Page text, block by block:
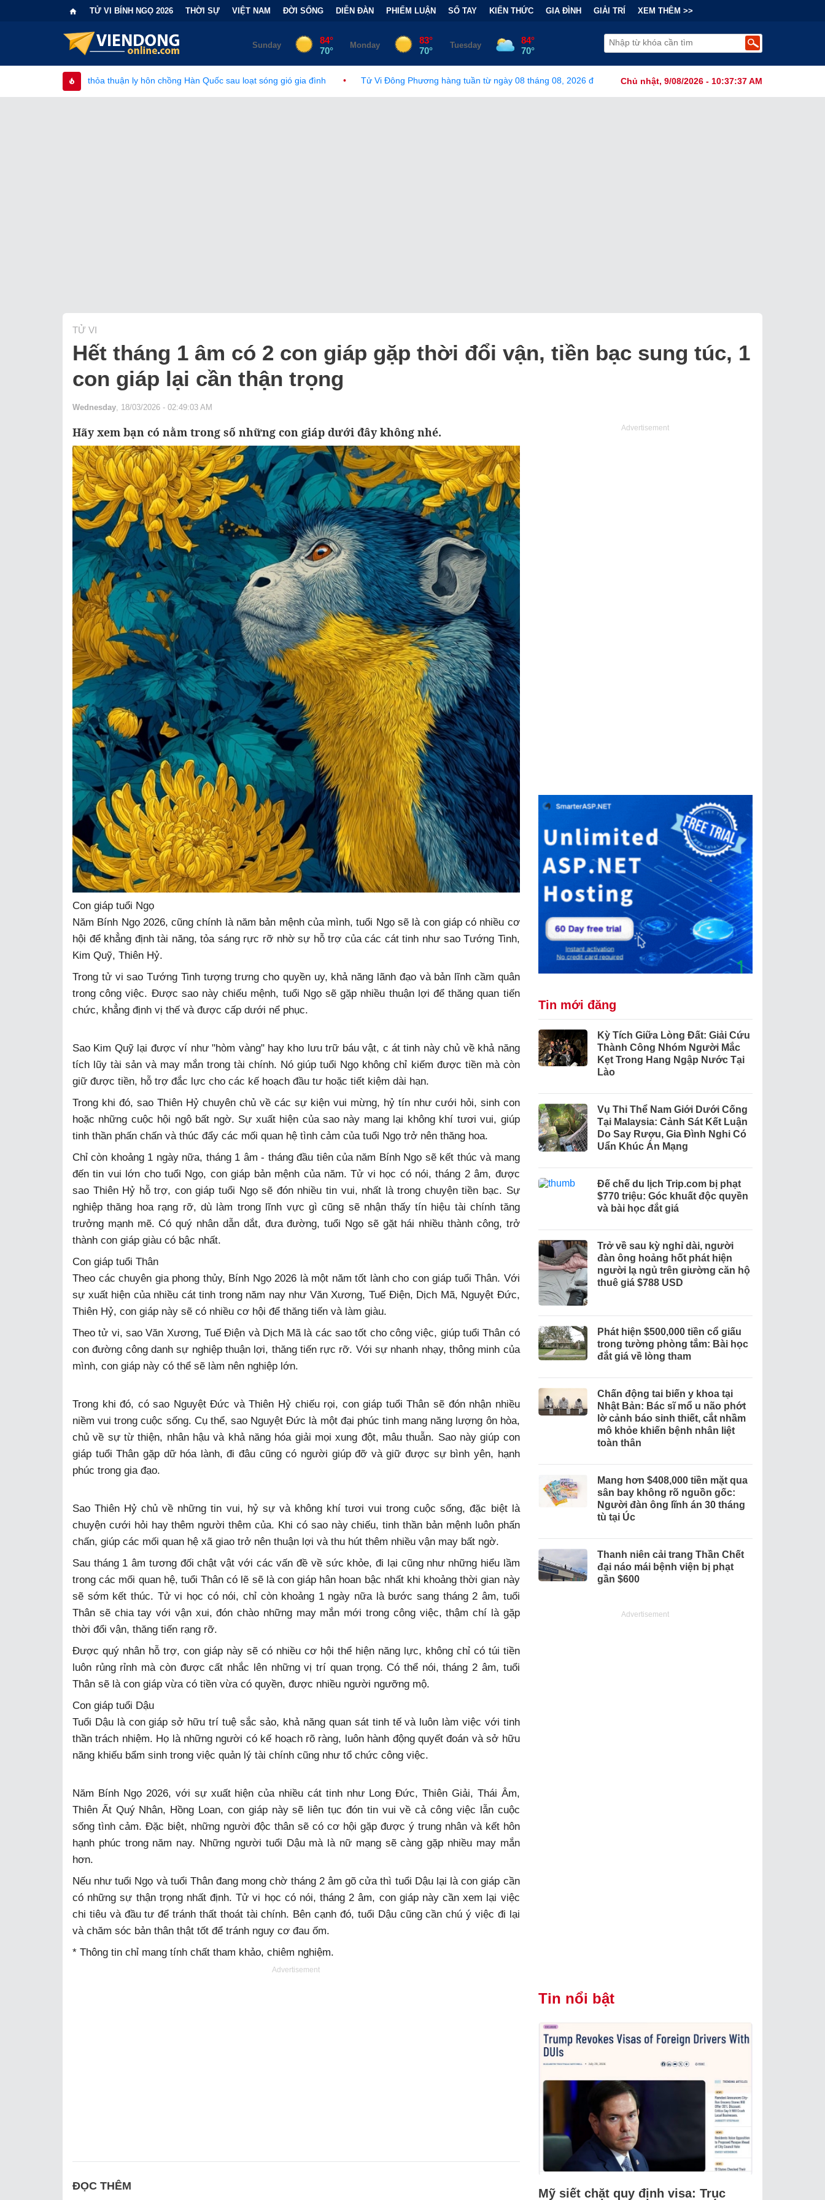
TỬ VI BÍNH NGỌ 2026 THỜI SỰ VIỆT NAM ĐỜI SỐNG DIỄN ĐÀN PHIẾM LUẬN SỔ TAY KIẾN THỨC GIA ĐÌNH GIẢI TRÍ XEM THÊM >>
Chủ nhật, 9/08/2026 - 10:37:38 AM
thuận ly hôn chồng Hàn Quốc sau loạt sóng gió gia đình • Tử Vi Đông Phương hàng tuần từ ngày 08 tháng 08, 2026 đến 14 tháng 08, 2026 Bi kịch "6 lần chọn sai nhánh công nghệ" của Nhật
TỬ VI
Hết tháng 1 âm có 2 con giáp gặp thời đổi vận, tiền bạc sung túc, 1
con giáp lại cần thận trọng
Wednesday , 18/03/2026 - 02:49:03 AM
Hãy xem bạn có nằm trong số những con giáp dưới đây không nhé.
Con giáp tuổi Ngọ
Năm Bính Ngọ 2026, cũng chính là năm bản mệnh của mình, tuổi Ngọ sẽ là con giáp có nhiều cơ
hội để khẳng định tài năng, tỏa sáng rực rỡ nhờ sự hỗ trợ của các cát tinh như sao Tướng Tinh,
Kim Quỹ, Thiên Hỷ.
Trong tử vi sao Tướng Tinh tượng trưng cho quyền uy, khả năng lãnh đạo và bản lĩnh cầm quân
trong công việc. Được sao này chiếu mệnh, tuổi Ngọ sẽ gặp nhiều thuận lợi để thăng quan tiến
chức, khẳng định vị thế và được cấp dưới nể phục.
Sao Kim Quỹ lại được ví như "hòm vàng" hay kho lưu trữ báu vật, c át tinh này chủ về khả năng
tích lũy tài sản và may mắn trong tài chính. Nó giúp tuổi Ngọ không chỉ kiếm được tiền mà còn
giữ được tiền, hỗ trợ đắc lực cho các kế hoạch đầu tư hoặc tiết kiệm dài hạn.
Trong khi đó, sao Thiên Hỷ chuyên chủ về các sự kiện vui mừng, hỷ tín như cưới hỏi, sinh con
hoặc những cuộc hội ngộ bất ngờ. Sự xuất hiện của sao này mang lại không khí tươi vui, giúp
tinh thần phấn chấn và thúc đẩy các mối quan hệ tình cảm của tuổi Ngọ trở nên thăng hoa.
Chỉ còn khoảng 1 ngày nữa, tháng 1 âm - tháng đầu tiên của năm Bính Ngọ sẽ kết thúc và mang
đến tin vui lớn cho tuổi Ngọ, con giáp bản mệnh của năm. Tử vi học có nói, tháng 2 âm, được
sao Thiên Hỷ hỗ trợ, con giáp tuổi Ngọ sẽ đón nhiều tin vui, nhất là trong chuyện tiền bạc. Sự
nghiệp thăng hoa rạng rỡ, dù làm trong lĩnh vực gì cũng sẽ nhận thấy tín hiệu tài chính tăng
trưởng mạnh mẽ. Có quý nhân dẫn dắt, đưa đường, tuổi Ngọ sẽ gặt hái nhiều thành công, trở
thành con giáp giàu có bậc nhất.
Con giáp tuổi Thân
Theo các chuyên gia phong thủy, Bính Ngọ 2026 là một năm tốt lành cho con giáp tuổi Thân. Với
sự xuất hiện của nhiều cát tinh trong năm nay như Văn Xương, Tuế Điện, Dịch Mã, Nguyệt Đức,
Thiên Hỷ, con giáp này sẽ có nhiều cơ hội để thăng tiến và làm giàu.
Theo tử vi, sao Văn Xương, Tuế Điện và Dịch Mã là các sao tốt cho công việc, giúp tuổi Thân có
con đường công danh sự nghiệp thuận lợi, thăng tiến rực rỡ. Với sự nhanh nhạy, thông minh của
mình, con giáp này có thể sẽ làm nên nghiệp lớn.
Trong khi đó, có sao Nguyệt Đức và Thiên Hỷ chiếu rọi, con giáp tuổi Thân sẽ đón nhận nhiều
niềm vui trong cuộc sống. Cụ thể, sao Nguyệt Đức là một đại phúc tinh mang năng lượng ôn hòa,
chủ về sự từ thiện, nhân hậu và khả năng hóa giải mọi xung đột, mâu thuẫn. Sao này giúp con
giáp tuổi Thân gặp dữ hóa lành, đi đâu cũng có người giúp đỡ và giữ được sự bình yên, hạnh
phúc trong gia đạo.
Sao Thiên Hỷ chủ về những tin vui, hỷ sự và không khí tươi vui trong cuộc sống, đặc biệt là
chuyện cưới hỏi hay thêm người thêm của. Khi có sao này chiếu, tinh thần bản mệnh luôn phấn
chấn, giúp các mối quan hệ xã giao trở nên thuận lợi và thu hút thêm nhiều vận may bất ngờ.
Sau tháng 1 âm tương đối chật vật với các vấn đề về sức khỏe, đi lại cũng như những hiểu lầm
trong các mối quan hệ, tuổi Thân có lẽ sẽ là con giáp hân hoan bậc nhất khi khoảng thời gian này
sẽ sớm kết thúc. Tử vi học có nói, chỉ còn khoảng 1 ngày nữa là bước sang tháng 2 âm, tuổi
Thân sẽ chia tay với vận xui, đón chào những may mắn mới trong công việc, thậm chí là gặp
thời đổi vận, thăng tiến rạng rỡ.
Được quý nhân hỗ trợ, con giáp này sẽ có nhiều cơ hội thể hiện năng lực, không chỉ có túi tiền
luôn rủng rỉnh mà còn được cất nhắc lên những vị trí quan trọng. Có thể nói, tháng 2 âm, tuổi
Thân sẽ là con giáp vừa có tiền vừa có quyền, được nhiều người ngưỡng mộ.
Con giáp tuổi Dậu
Tuổi Dậu là con giáp sở hữu trí tuệ sắc sảo, khả năng quan sát tinh tế và luôn làm việc với tinh
thần trách nhiệm. Họ là những người có kế hoạch rõ ràng, luôn hành động quyết đoán và sở hữu
năng khiếu bẩm sinh trong việc quản lý tài chính cũng như tổ chức công việc.
Năm Bính Ngọ 2026, với sự xuất hiện của nhiều cát tinh như Long Đức, Thiên Giải, Thái Âm,
Thiên Ất Quý Nhân, Hồng Loan, con giáp này sẽ liên tục đón tin vui về cả công việc lẫn cuộc
sống tình cảm. Đặc biệt, những người độc thân sẽ có cơ hội gặp được ý trung nhân và kết hôn
hạnh phúc trong năm nay. Những người tuổi Dậu mà là nữ mạng sẽ càng gặp nhiều may mắn
hơn.
Nếu như tuổi Ngọ và tuổi Thân đang mong chờ tháng 2 âm gõ cửa thì tuổi Dậu lại là con giáp cần
có những sự thận trọng nhất định. Tử vi học có nói, tháng 2 âm, con giáp này cần xem lại việc
chi tiêu và đầu tư để tránh thất thoát tài chính. Bên cạnh đó, tuổi Dậu cũng cần chú ý việc đi lại
và chăm sóc bản thân thật tốt để tránh nguy cơ đau ốm.
* Thông tin chỉ mang tính chất tham khảo, chiêm nghiệm.
Advertisement
ĐỌC THÊM
Advertisement
Tin mới đăng
Kỳ Tích Giữa Lòng Đất: Giải Cứu
Thành Công Nhóm Người Mắc
Kẹt Trong Hang Ngập Nước Tại
Lào
Vụ Thi Thể Nam Giới Dưới Cống
Tại Malaysia: Cảnh Sát Kết Luận
Do Say Rượu, Gia Đình Nghi Có
Uẩn Khúc Án Mạng
Đế chế du lịch Trip.com bị phạt
$770 triệu: Góc khuất độc quyền
và bài học đắt giá
Trở về sau kỳ nghỉ dài, người
đàn ông hoảng hốt phát hiện
người lạ ngủ trên giường căn hộ
thuê giá $788 USD
Phát hiện $500,000 tiền cổ giấu
trong tường phòng tắm: Bài học
đắt giá về lòng tham
Chấn động tai biến y khoa tại
Nhật Bản: Bác sĩ mổ u não phớt
lờ cảnh báo sinh thiết, cắt nhầm
mô khỏe khiến bệnh nhân liệt
toàn thân
Mang hơn $408,000 tiền mặt qua
sân bay không rõ nguồn gốc:
Người đàn ông lĩnh án 30 tháng
tù tại Úc
Thanh niên cải trang Thần Chết
đại náo mái bệnh viện bị phạt
gần $600
Advertisement
Tin nổi bật
Mỹ siết chặt quy định visa: Trục